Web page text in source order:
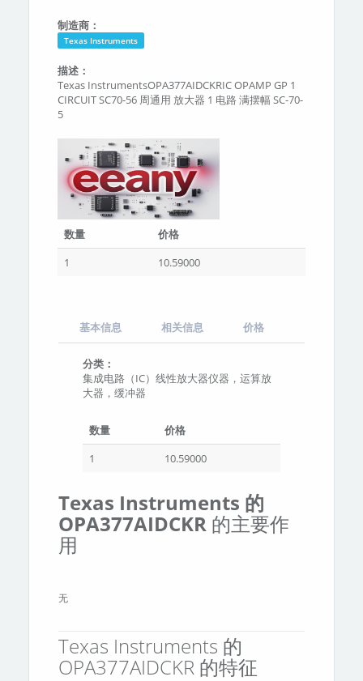
制造商：
Texas Instruments
描述：
Texas InstrumentsOPA377AIDCKRIC OPAMP GP 1
CIRCUIT SC70-56 周通用 放大器 1 电路 满摆幅 SC-70-
5
数量
价格
1
10.59000
基本信息 相关信息 价格
分类：
集成电路（IC）线性放大器仪器，运算放
大器，缓冲器
数量
价格
1
10.59000
Texas Instruments 的
OPA377AIDCKR 的主要作
用
无
Texas Instruments 的
OPA377AIDCKR 的特征